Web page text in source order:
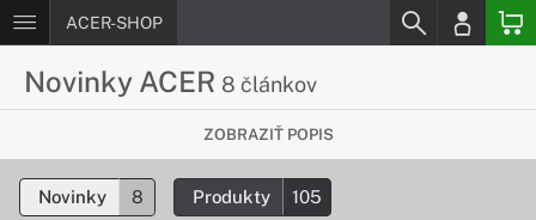
ACER-SHOP
Novinky ACER 8 článkov
Pozri si najnovšie produkty v našej
ponuke
Zaujímajú ťa nové produkty od Acer? Tu nájdeš novinky k
ZOBRAZIŤ POPIS
Novinky 8 Produkty 105